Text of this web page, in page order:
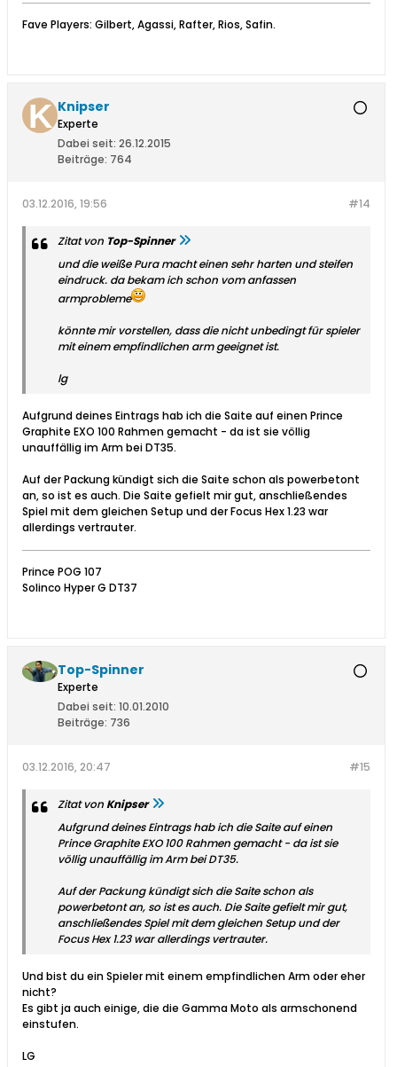
Fave Players: Gilbert, Agassi, Rafter, Rios, Safin.
Knipser
Experte
Dabei seit: 26.12.2015
Beiträge: 764
#14
03.12.2016, 19:56
Zitat von Top-Spinner
und die weiße Pura macht einen sehr harten und steifen
eindruck. da bekam ich schon vom anfassen
armprobleme
könnte mir vorstellen, dass die nicht unbedingt für spieler
mit einem empfindlichen arm geeignet ist.
lg
Aufgrund deines Eintrags hab ich die Saite auf einen Prince
Graphite EXO 100 Rahmen gemacht - da ist sie völlig
unauffällig im Arm bei DT35.
Auf der Packung kündigt sich die Saite schon als powerbetont
an, so ist es auch. Die Saite gefielt mir gut, anschließendes
Spiel mit dem gleichen Setup und der Focus Hex 1.23 war
allerdings vertrauter.
Prince POG 107
Solinco Hyper G DT37
Top-Spinner
Experte
Dabei seit: 10.01.2010
Beiträge: 736
#15
03.12.2016, 20:47
Zitat vonKnipser
Aufgrund deines Eintrags hab ich die Saite auf einen
Prince Graphite EXO 100 Rahmen gemacht - da ist sie
völlig unauffällig im Arm bei DT35.
Auf der Packung kündigt sich die Saite schon als
powerbetont an, so ist es auch. Die Saite gefielt mir gut,
anschließendes Spiel mit dem gleichen Setup und der
Focus Hex 1.23 war allerdings vertrauter.
Und bist du ein Spieler mit einem empfindlichen Arm oder eher
nicht?
Es gibt ja auch einige, die die Gamma Moto als armschonend
einstufen.
LG